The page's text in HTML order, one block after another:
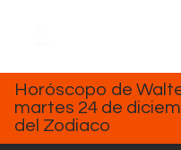
Inicio Real
Streaming
24, 2024
Horóscopo de
martes 24 de
del Zodiaco